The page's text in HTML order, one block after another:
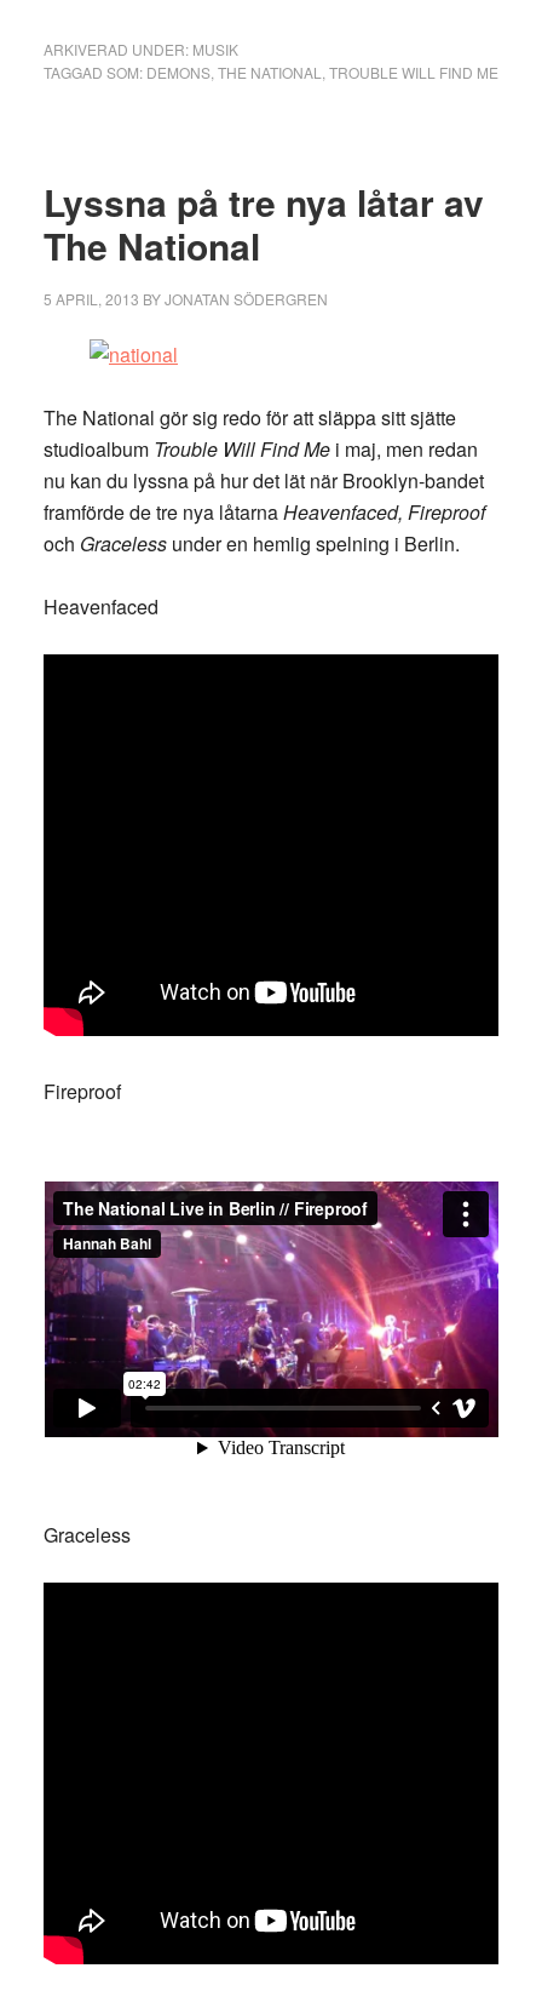
ARKIVERAD UNDER: MUSIK
TAGGAD SOM: DEMONS, THE NATIONAL TROUBLE WILL FIND ME
Lyssna på tre nya låtar av
The National
5 APRIL, 2013 BYJONATAN SÖDERGREN
The National gör sig redo för att släppa sitt sjätte
studioalbum Trouble Will Find Mei maj, men redan
nu kan du lyssna på hur det lät när Brooklyn-bandet
framförde de tre nya låtarnaHeavenfaced, Fireproof
och Gracelessunder en hemlig spelning i Berlin.
Heavenfaced
Fireproof
Graceless